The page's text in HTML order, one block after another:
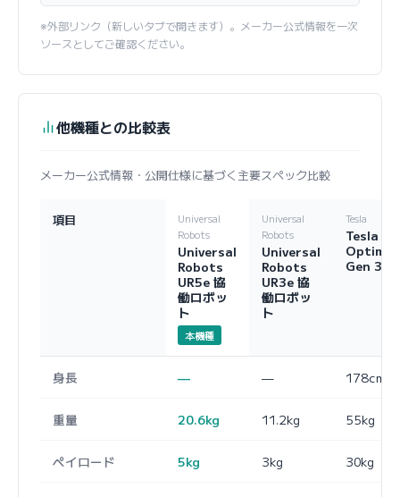
※外部リンク（新しいタブで開きます）。メーカー公式情報を一次
ソースとしてご確認ください。
他機種との比較表
メーカー公式情報・公開仕様に基づく主要スペック比較
項目
Universal
Robots
Universal
Robots
UR5e 協
働ロボッ
ト
本機種
Universal
Robots
Universal
Robots
UR3e 協
働ロボッ
ト
Tesla
Tesla
Optimus
Gen 3
身長 — — 178cm
重量 20.6kg 11.2kg 55kg
ペイロード 5kg 3kg 30kg